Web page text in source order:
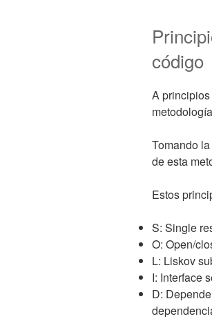
código
A
Tomando
de esta
Estos
S: Single
O: Open/
L: Liskov
I: Interface
D: